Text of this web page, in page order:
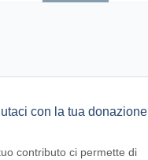
con la tua donazione
contributo ci permette di